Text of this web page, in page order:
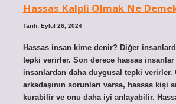
Hassas Kalpli Olmak Ne
Tarih: Eylül 26, 2024
Hassas insan kime denir? Diğer
tepki verirler. Son derece hassas
insanlardan daha duygusal tepki verirler.
arkadaşının sorunları varsa, hassas kişi
kurabilir ve onu daha iyi anlayabilir.